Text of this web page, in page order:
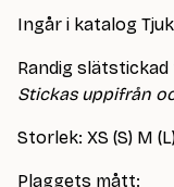
Ingår i katalog
Randig
Stickas uppifrån
Storlek: XS (S) M
Plaggets mått: